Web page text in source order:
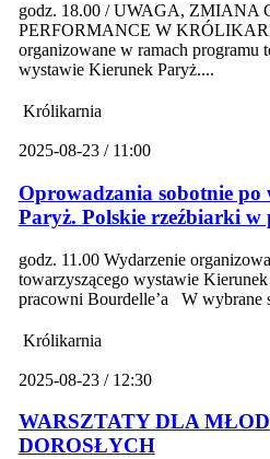
godz. 18.00 / UWAGA, ZMIANA
PERFORMANCE W
organizowane w ramach programu
wystawie Kierunek Paryż....
Królikarnia
2025-08-23 / 11:00
Oprowadzania sobotnie po
Paryż. Polskie rzeźbiarki w
godz. 11.00 Wydarzenie
towarzyszącego wystawie
pracowni Bourdelle’a W wybrane
Królikarnia
2025-08-23 / 12:30
WARSZTATY DLA
DOROSŁYCH